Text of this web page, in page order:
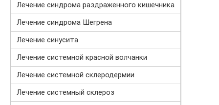
Лечение синдрома раздраженного кишечника
Лечение синдрома Шегрена
Лечение синусита
Лечение системной красной волчанки
Лечение системной склеродермии
Лечение системный склероз